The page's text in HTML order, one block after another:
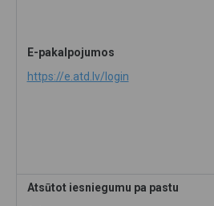
E-pakalpojumos
https://e.atd.lv/login
Atsūtot iesniegumu pa pastu